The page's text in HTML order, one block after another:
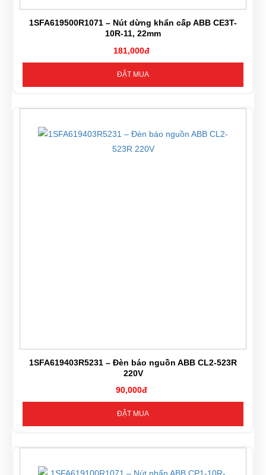
1SFA619500R1071 – Nút dừng khẩn cấp ABB CE3T-
10R-11, 22mm
181,000đ
ĐẶT MUA
1SFA619403R5231 – Đèn báo nguồn ABB CL2-523R
220V
90,000đ
ĐẶT MUA